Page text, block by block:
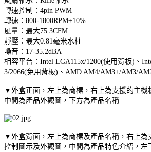
轉速控制：4pin PWM
轉速：800-1800RPM±10%
風量：最大75.3CFM
靜壓：最大0.81毫米水柱
噪音：17-35.2dBA
相容平台：Intel LGA115x/1200(使用背板)、
3/2066(免用背板)、AMD AM4/AM3+/AM3/
▼外盒正面，左上為商標，右上為支援的主機
中間為產品外觀圖，下方為產品名稱
▼外盒背面，左上為商標及產品名稱，右上為
控制圖示及外觀圖，中間為產品特色介紹，左